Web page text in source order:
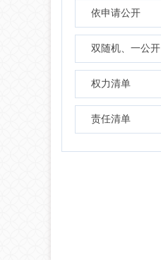
依申请公开
双随机、一公开
权力清单
责任清单